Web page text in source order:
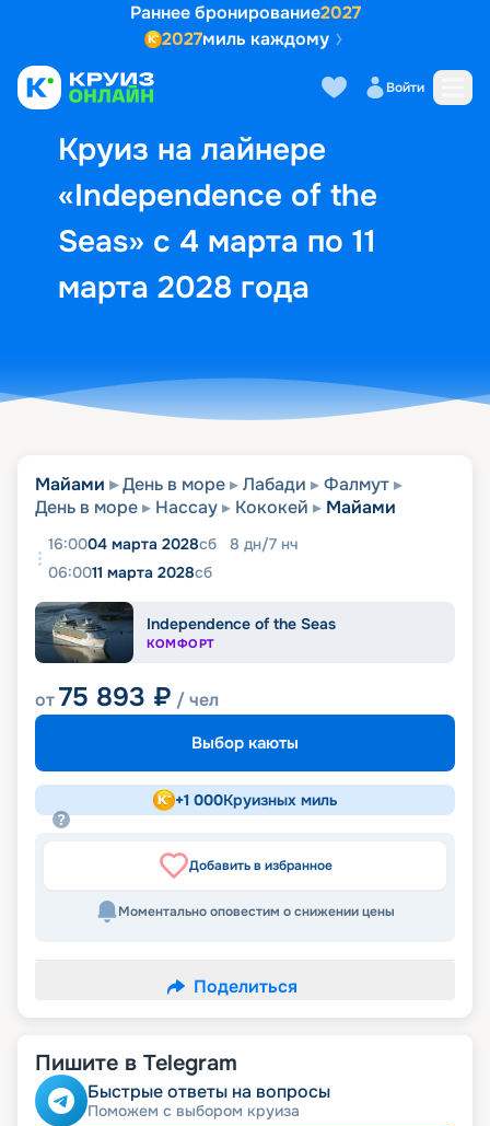
Раннее бронирование2027
2027миль каждому
Войти
Круиз на лайнере
«Independence of the
Seas» с 4 марта по 11
марта 2028 года
Выбор кают Маршрут и
Майами День в море Лабади
Фалмут
День в море
Нассау Кококей Майами
16:0004 марта 2028сб 8 дн/7 нч
06:0011 марта 2028сб
Independence of the Seas
КОМФОРТ
от75 893 ₽ / чел
Выбор каюты
+1 000Круизных миль
Добавить в избранное
Моментально оповестим о снижении цены
Поделиться
Пишите в Telegram
Быстрые ответы на вопросы
Поможем с выбором круиза